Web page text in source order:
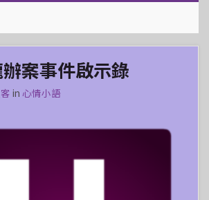
案事件啟示錄
in 心情小語